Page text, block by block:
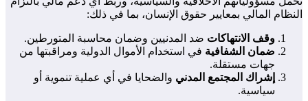
النظام المالي بمعايير حقوق الإنسان، بما في ذلك:
وقف الانتهاكات ضد المدنيين وضمان محاسبة المتورطين.
ضمان الشفافية في استخدام الأموال الدولية ومراقبتها من
جهات مستقلة.
إشراك المجتمع المدني والضحايا في أي عملية تنموية أو
سياسية.